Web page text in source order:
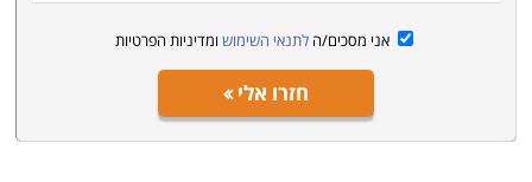
אני מסכים/ה לתנאי השימוש ומדיניות הפרטיות
חזרו אלי